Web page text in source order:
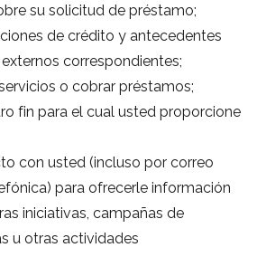
su solicitud de préstamo;
de crédito y antecedentes
correspondientes;
o cobrar préstamos;
fin para el cual usted proporcione
con usted (incluso por correo
para ofrecerle información
iniciativas, campañas de
u otras actividades